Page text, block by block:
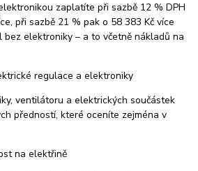
zaplatíte při sazbě 12 % DPH
při sazbě 21 % pak o 58 383 Kč více
bez elektroniky – a to včetně nákladů na
regulace a elektroniky
ventilátoru a elektrických součástek
předností, které oceníte zejména v
na elektřině